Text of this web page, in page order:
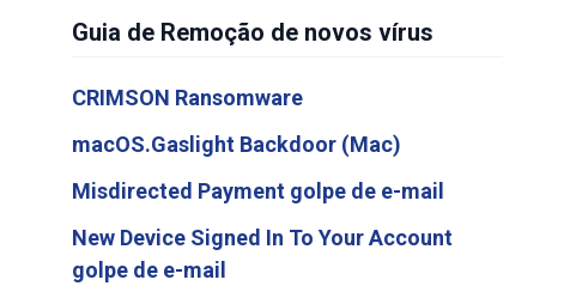
Guia de Remoção de novos vírus
CRIMSON Ransomware
macOS.Gaslight Backdoor (Mac)
Misdirected Payment golpe de e-mail
New Device Signed In To Your Account
golpe de e-mail